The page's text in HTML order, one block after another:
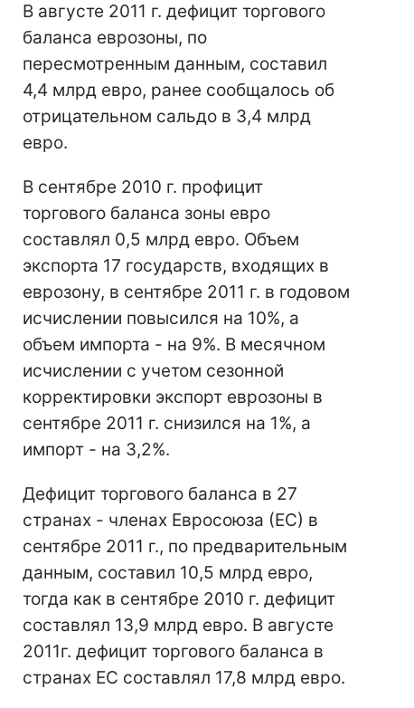
В августе 2011 г. дефицит торгового
баланса еврозоны, по
пересмотренным данным, составил
4,4 млрд евро, ранее сообщалось об
отрицательном сальдо в 3,4 млрд
евро.
В сентябре 2010 г. профицит
торгового баланса зоны евро
составлял 0,5 млрд евро. Объем
экспорта 17 государств, входящих в
еврозону, в сентябре 2011 г. в годовом
исчислении повысился на 10%, а
объем импорта - на 9%. В месячном
исчислении с учетом сезонной
корректировки экспорт еврозоны в
сентябре 2011 г. снизился на 1%, а
импорт - на 3,2%.
Дефицит торгового баланса в 27
странах - членах Евросоюза (ЕС) в
сентябре 2011 г., по предварительным
данным, составил 10,5 млрд евро,
тогда как в сентябре 2010 г. дефицит
составлял 13,9 млрд евро. В августе
2011г. дефицит торгового баланса в
странах ЕС составлял 17,8 млрд евро.